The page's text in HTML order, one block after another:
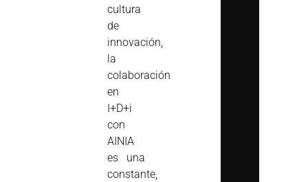
cultura
de
innovación,
la
colaboración
en
I+D+i
con
AINIA
es una
constante,